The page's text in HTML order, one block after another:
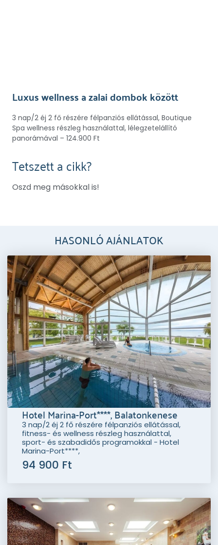
Luxus wellness a zalai dombok között
3 nap/2 éj 2 fő részére félpanziós ellátással, Boutique
Spa wellness részleg használattal, lélegzetelállító
panorámával – 124.900 Ft
Tetszett a cikk?
Oszd meg másokkal is!
HASONLÓ AJÁNLATOK
Hotel Marina-Port****, Balatonkenese
3 nap/2 éj 2 fő részére félpanziós ellátással,
fitness- és wellness részleg használattal,
sport- és szabadidős programokkal - Hotel
Marina-Port****,
94 900 Ft